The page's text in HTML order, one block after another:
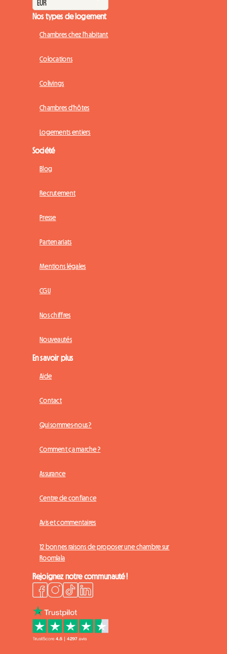
Nos types de logement
Chambres chez l'habitant
Colocations
Colivings
Chambres d'hôtes
Logements entiers
Société
Blog
Recrutement
Presse
Partenariats
Mentions légales
CGU
Nos chiffres
Nouveautés
En savoir plus
Aide
Contact
Qui sommes-nous ?
Comment ça marche ?
Assurance
Centre de confiance
Avis et commentaires
12 bonnes raisons de proposer une chambre sur
Roomlala
Rejoignez notre communauté !